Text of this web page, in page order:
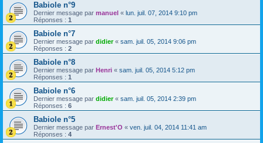
Babiole n°9
Dernier message par manuel « lun. juil. 07, 2014 9:10 pm
Réponses : 1
Babiole n°7
Dernier message par didier« sam. juil. 05, 2014 9:06 pm
Réponses : 2
Babiole n°8
Dernier message par Henri « sam. juil. 05, 2014 5:12 pm
Réponses : 1
Babiole n°6
Dernier message par didier« sam. juil. 05, 2014 2:39 pm
Réponses : 6
Babiole n°5
Dernier message par Ernest'O « ven. juil. 04, 2014 11:41 am
Réponses : 4